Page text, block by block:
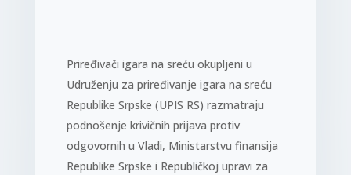
Priređivači igara na sreću okupljeni u
Udruženju za priređivanje igara na sreću
Republike Srpske (UPIS RS) razmatraju
podnošenje krivičnih prijava protiv
odgovornih u Vladi, Ministarstvu finansija
Republike Srpske i Republičkoj upravi za